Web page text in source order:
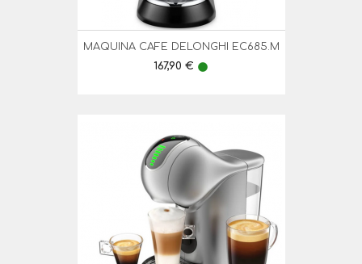
MAQUINA CAFE DELONGHI EC685.M
Preço
167,90 € lens